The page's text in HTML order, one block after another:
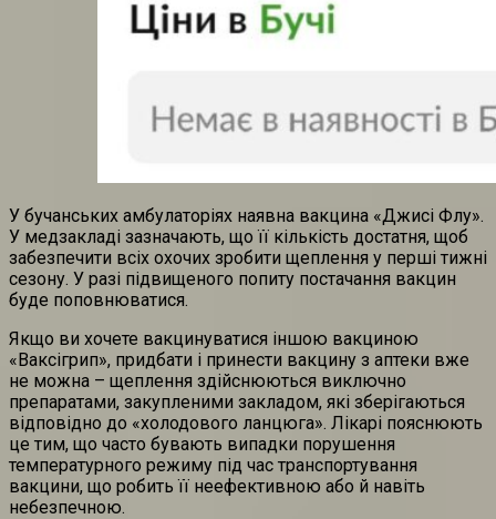
У бучанських амбулаторіях наявна вакцина «Джисі Флу».
У медзакладі зазначають, що її кількість достатня, щоб
забезпечити всіх охочих зробити щеплення у перші тижні
сезону. У разі підвищеного попиту постачання вакцин
буде поповнюватися.
Якщо ви хочете вакцинуватися іншою вакциною
«Ваксігрип», придбати і принести вакцину з аптеки вже
не можна – щеплення здійснюються виключно
препаратами, закупленими закладом, які зберігаються
відповідно до «холодового ланцюга». Лікарі пояснюють
це тим, що часто бувають випадки порушення
температурного режиму під час транспортування
вакцини, що робить її неефективною або й навіть
небезпечною.